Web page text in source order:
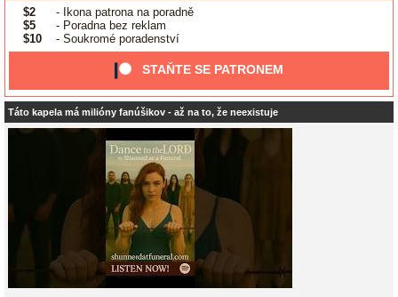
$2
- Ikona patrona na poradně
$5
- Poradna bez reklam
$10
- Soukromé poradenství
STAŇTE SE PATRONEM
Táto kapela má milióny fanúšikov - až na to, že neexistuje